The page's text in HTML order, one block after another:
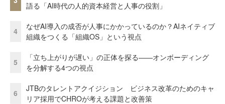
語る「AI時代の人的資本経営と人事の役割」
4
なぜAI導入の成否が人事にかかっているのか？AIネイティブ
組織をつくる「組織OS」という視点
5
「立ち上がりが遅い」の正体を探る——オンボーディング
を分解する4つの視点
6
JTBのタレントアクイジション ビジネス改革のためのキャ
リア採用でCHROが考える課題と改善策